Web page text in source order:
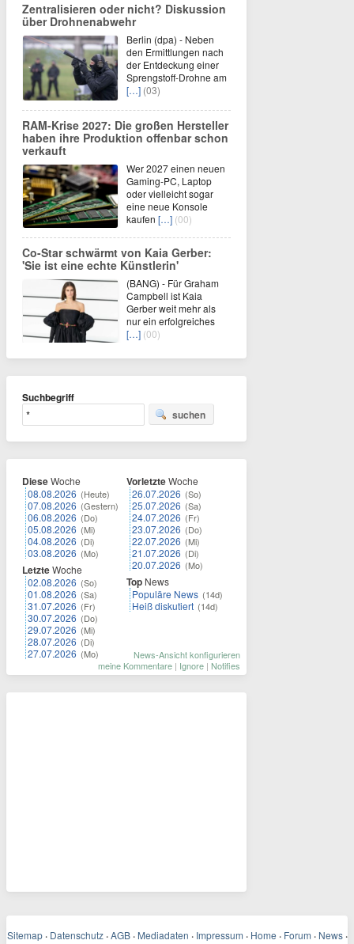
Zentralisieren oder nicht? Diskussion
über Drohnenabwehr
Berlin (dpa) - Neben
den Ermittlungen nach
der Entdeckung einer
Sprengstoff-Drohne am
[…] (03)
RAM-Krise 2027: Die großen Hersteller
haben ihre Produktion offenbar schon
verkauft
Wer 2027 einen neuen
Gaming-PC, Laptop
oder vielleicht sogar
eine neue Konsole
kaufen […] (00)
Co-Star schwärmt von Kaia Gerber:
'Sie ist eine echte Künstlerin'
(BANG) - Für Graham
Campbell ist Kaia
Gerber weit mehr als
nur ein erfolgreiches
[…] (00)
Suchbegriff
suchen
DieseWoche
08.08.2026 (Heute)
07.08.2026 (Gestern)
06.08.2026 (Do)
05.08.2026 (Mi)
04.08.2026 (Di)
03.08.2026 (Mo)
LetzteWoche
02.08.2026 (So)
01.08.2026 (Sa)
31.07.2026 (Fr)
30.07.2026 (Do)
29.07.2026 (Mi)
28.07.2026 (Di)
27.07.2026 (Mo)
VorletzteWoche
26.07.2026 (So)
25.07.2026 (Sa)
24.07.2026 (Fr)
23.07.2026 (Do)
22.07.2026 (Mi)
21.07.2026 (Di)
20.07.2026 (Mo)
Top News
Populäre News (14d)
Heiß diskutiert (14d)
News-Ansicht konfigurieren
meine Kommentare | Ignore | Notifies
Sitemap · Datenschutz · AGB · Mediadaten · Impressum · Home · Forum · News ·